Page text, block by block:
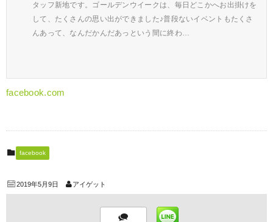
タッフ新地です。ゴールデンウイークは、毎日どこかへお出掛けを
して、たくさんの思い出ができました♪普段ないイベントもたくさ
んあって、なんだかんだあっという間に終わ…
facebook.com
facebook
2019年5月9日 アイゲット